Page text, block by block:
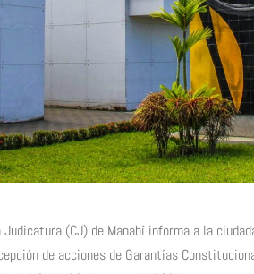
(CJ) de Manabí informa a la
de acciones de Garantías